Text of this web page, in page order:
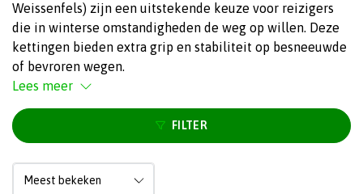
Weissenfels) zijn een uitstekende keuze voor reizigers
die in winterse omstandigheden de weg op willen. Deze
kettingen bieden extra grip en stabiliteit op besneeuwde
of bevroren wegen.
Lees meer
FILTER